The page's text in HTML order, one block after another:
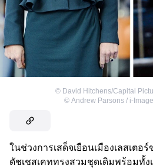
© David Hitchens/Capital
© Andrew Parsons / i-
ในช่วงการเสด็จเยือนเมืองเลสเตอ
ดัชเชสเคททรงสวมชุดเดิมพร้อมทั้ง